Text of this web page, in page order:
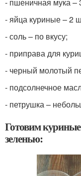
- яйца куриные – 2
- соль – по вкусу;
- приправа для
- черный молотый
- подсолнечное
- петрушка –
Готовим
зеленью: